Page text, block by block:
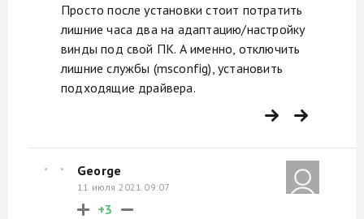
Просто после установки стоит потратить
лишние часа два на адаптацию/настройку
винды под свой ПК. А именно, отключить
лишние службы (msconfig), установить
подходящие драйвера.
George
11 июля 2021 09:07
+3